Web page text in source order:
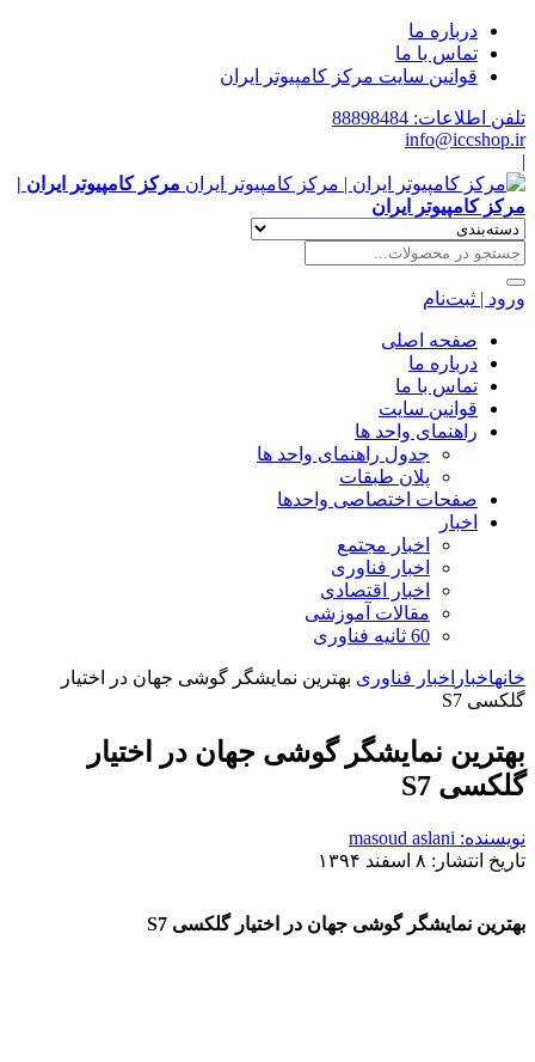
درباره ما
تماس با ما
قوانین سایت مرکز کامپیوتر ایران
تلفن اطلاعات: 88898484
info@iccshop.ir
|
مرکز کامپیوتر ایران |
مرکز کامپیوتر ایران
ورود | ثبت‌نام
صفحه اصلی
درباره ما
تماس با ما
قوانین سایت
راهنمای واحد ها
جدول راهنمای واحد ها
پلان طبقات
صفحات اختصاصی واحدها
اخبار
اخبار مجتمع
اخبار فناوری
اخبار اقتصادی
مقالات آموزشی
60 ثانیه فناوری
خانهاخبار اخبار فناوری بهترین نمایشگر گوشی جهان در اختیار
گلکسی S7
بهترین نمایشگر گوشی جهان در اختیار
گلکسی S7
نویسنده: masoud aslani
تاریخ انتشار: ۸ اسفند ۱۳۹۴
بهترین نمایشگر گوشی جهان در اختیار گلکسی S7